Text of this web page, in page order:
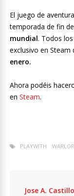
El juego de
temporada de fin
mundial. Todos
exclusivo en Steam
enero.
Ahora podéis
en Steam.
PLAYWITH
Jose A. Castillo